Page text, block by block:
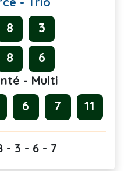
8
3
8 6
- Multi
6 7 11
- 3 - 6 - 7